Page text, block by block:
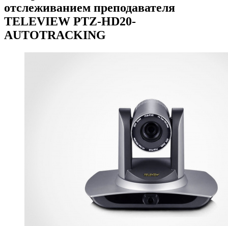
отслеживанием преподавателя
TELEVIEW PTZ-HD20-
AUTOTRACKING